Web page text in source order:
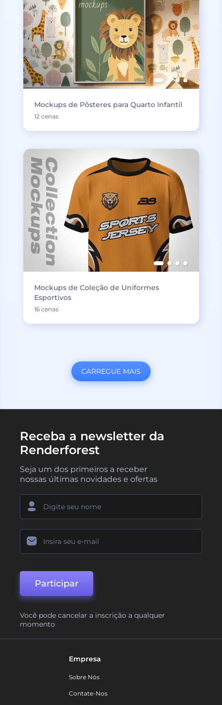
Mockups de Pôsteres para Quarto Infantil
12 cenas
Mockups de Coleção de Uniformes
Esportivos
16 cenas
CARREGUE MAIS
Receba a newsletter da
Renderforest
Seja um dos primeiros a receber
nossas últimas novidades e ofertas
Participar
Você pode cancelar a inscrição a qualquer
momento
Empresa
Sobre Nós
Contate-Nos